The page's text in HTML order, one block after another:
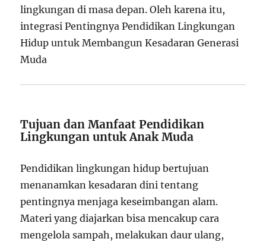
lingkungan di masa depan. Oleh karena itu,
integrasi Pentingnya Pendidikan Lingkungan
Hidup untuk Membangun Kesadaran Generasi
Muda
Tujuan dan Manfaat Pendidikan
Lingkungan untuk Anak Muda
Pendidikan lingkungan hidup bertujuan
menanamkan kesadaran dini tentang
pentingnya menjaga keseimbangan alam.
Materi yang diajarkan bisa mencakup cara
mengelola sampah, melakukan daur ulang,